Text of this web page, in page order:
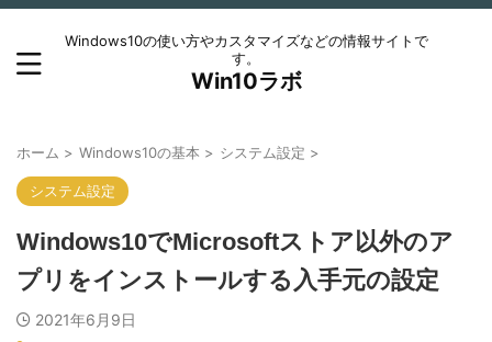
Windows10の使い方やカスタマイズなどの情報サイトで
す。
Win10ラボ
ホーム > Windows10の基本 > システム設定 >
システム設定
Windows10でMicrosoftストア以外のア
プリをインストールする入手元の設定
2021年6月9日